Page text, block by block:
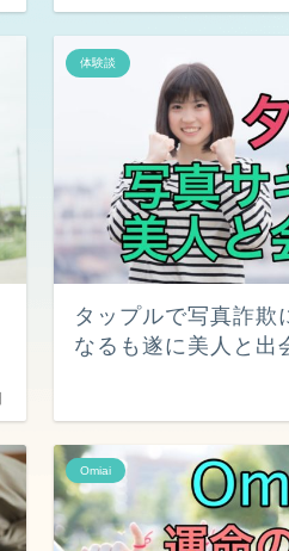
体験談
タップルで写真詐欺
なるも遂に美人と出
Omiai